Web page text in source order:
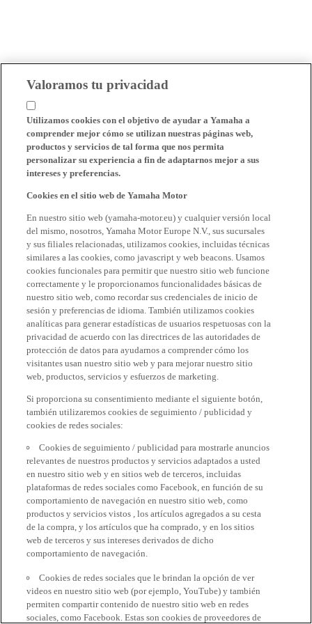
Valoramos tu privacidad
Utilizamos cookies con el objetivo de ayudar a Yamaha a
comprender mejor cómo se utilizan nuestras páginas web,
productos y servicios de tal forma que nos permita
personalizar su experiencia a fin de adaptarnos mejor a sus
intereses y preferencias.
Cookies en el sitio web de Yamaha Motor
En nuestro sitio web (yamaha-motor.eu) y cualquier versión local
del mismo, nosotros, Yamaha Motor Europe N.V., sus sucursales
y sus filiales relacionadas, utilizamos cookies, incluidas técnicas
similares a las cookies, como javascript y web beacons. Usamos
cookies funcionales para permitir que nuestro sitio web funcione
correctamente y le proporcionamos funcionalidades básicas de
nuestro sitio web, como recordar sus credenciales de inicio de
sesión y preferencias de idioma. También utilizamos cookies
analíticas para generar estadísticas de usuarios respetuosas con la
privacidad de acuerdo con las directrices de las autoridades de
protección de datos para ayudarnos a comprender cómo los
visitantes usan nuestro sitio web y para mejorar nuestro sitio
web, productos, servicios y esfuerzos de marketing.
Si proporciona su consentimiento mediante el siguiente botón,
también utilizaremos cookies de seguimiento / publicidad y
cookies de redes sociales:
Cookies de seguimiento / publicidad para mostrarle anuncios
relevantes de nuestros productos y servicios adaptados a usted
en nuestro sitio web y en sitios web de terceros, incluidas
plataformas de redes sociales como Facebook, en función de su
comportamiento de navegación en nuestro sitio web, como
productos y servicios vistos , los artículos agregados a su cesta
de la compra, y los artículos que ha comprado, y en los sitios
web de terceros y sus intereses derivados de dicho
comportamiento de navegación.
Cookies de redes sociales que le brindan la opción de ver
videos en nuestro sitio web (por ejemplo, YouTube) y también
permiten compartir contenido de nuestro sitio web en redes
sociales, como Facebook. Estas son cookies de proveedores de